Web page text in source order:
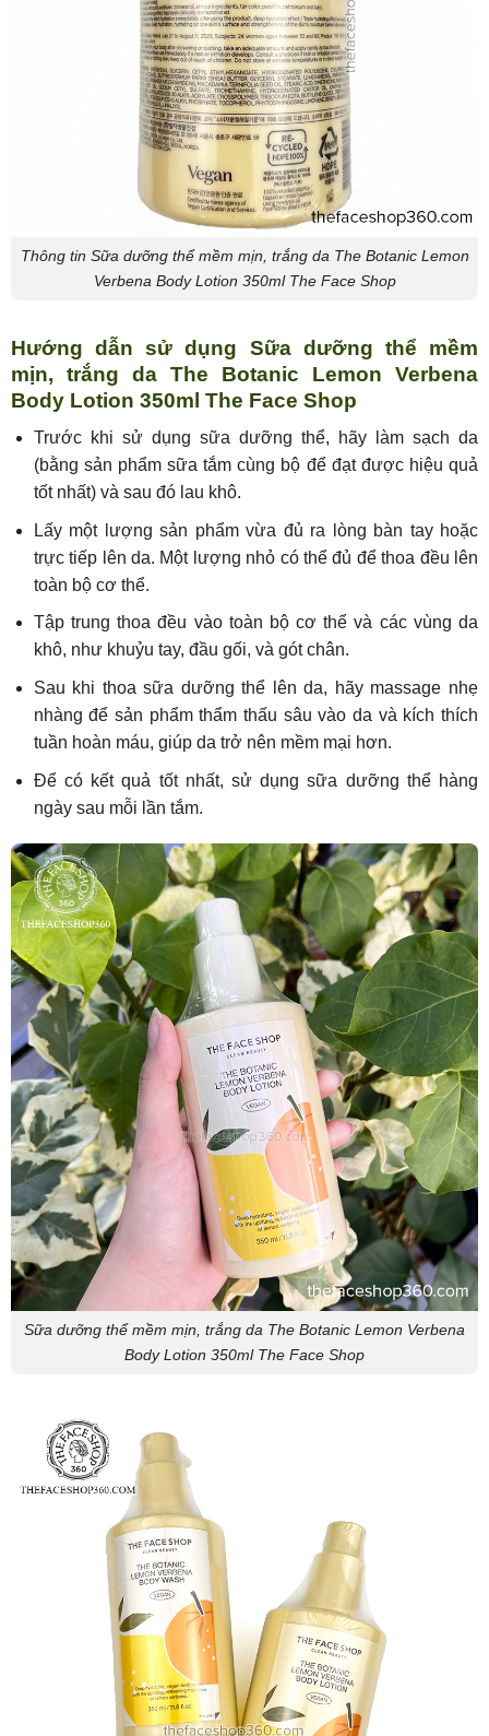
Thông tin Sữa dưỡng thể mềm mịn, trắng da The Botanic Lemon
Verbena Body Lotion 350ml The Face Shop
Hướng dẫn sử dụng Sữa dưỡng thể mềm
mịn, trắng da The Botanic Lemon Verbena
Body Lotion 350ml The Face Shop
Trước khi sử dụng sữa dưỡng thể, hãy làm sạch da
(bằng sản phẩm sữa tắm cùng bộ để đạt được hiệu quả
tốt nhất) và sau đó lau khô.
Lấy một lượng sản phẩm vừa đủ ra lòng bàn tay hoặc
trực tiếp lên da. Một lượng nhỏ có thể đủ để thoa đều lên
toàn bộ cơ thể.
Tập trung thoa đều vào toàn bộ cơ thể và các vùng da
khô, như khuỷu tay, đầu gối, và gót chân.
Sau khi thoa sữa dưỡng thể lên da, hãy massage nhẹ
nhàng để sản phẩm thẩm thấu sâu vào da và kích thích
tuần hoàn máu, giúp da trở nên mềm mại hơn.
Để có kết quả tốt nhất, sử dụng sữa dưỡng thể hàng
ngày sau mỗi lần tắm.
Sữa dưỡng thể mềm mịn, trắng da The Botanic Lemon Verbena
Body Lotion 350ml The Face Shop